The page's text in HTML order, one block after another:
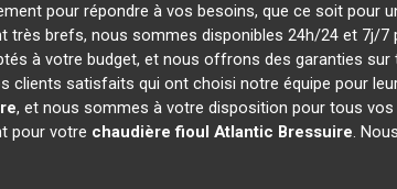
pour répondre à vos besoins, que ce soit pour
très brefs, nous sommes disponibles 24h/24 et 7j/
à votre budget, et nous offrons des garanties
clients satisfaits qui ont choisi notre équipe pour
, et nous sommes à votre disposition pour tous
pour votre chaudière fioul Atlantic Bressuire.